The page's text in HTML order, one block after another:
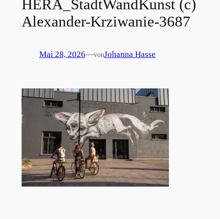
HERA_StadtWandKunst (c)
Alexander-Krziwanie-3687
Mai 28, 2026—vonJohanna Hasse